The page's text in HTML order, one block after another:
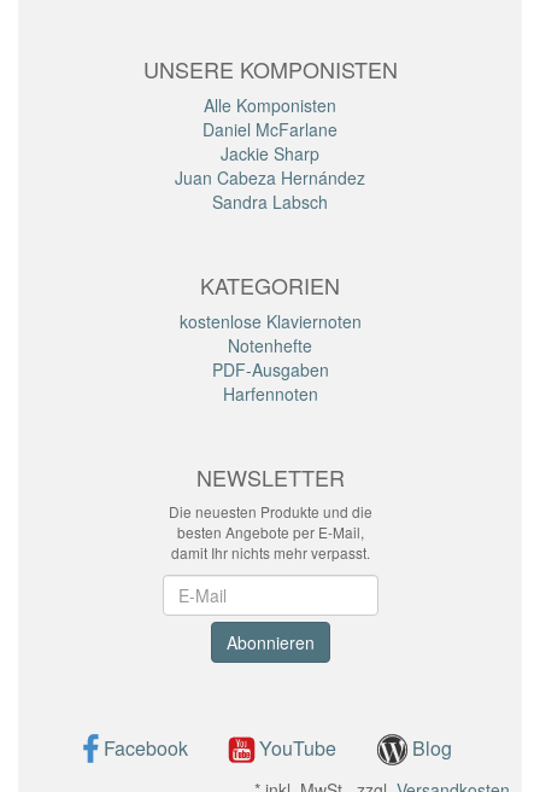
UNSERE KOMPONISTEN
Alle Komponisten
Daniel McFarlane
Jackie Sharp
Juan Cabeza Hernández
Sandra Labsch
KATEGORIEN
kostenlose Klaviernoten
Notenhefte
PDF-Ausgaben
Harfennoten
NEWSLETTER
Die neuesten Produkte und die
besten Angebote per E-Mail,
damit Ihr nichts mehr verpasst.
Abonnieren
Facebook YouTube Blog